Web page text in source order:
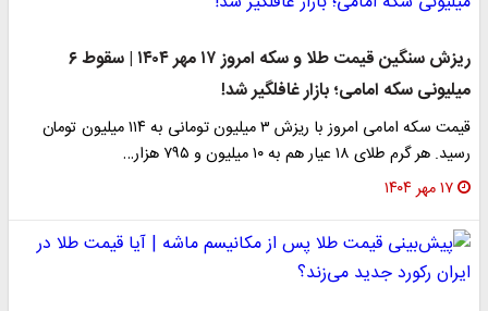
ریزش سنگین قیمت طلا و سکه امروز ۱۷ مهر ۱۴۰۴ | سقوط ۶
میلیونی سکه امامی؛ بازار غافلگیر شد!
قیمت سکه امامی امروز با ریزش ۳ میلیون تومانی به ۱۱۴ میلیون تومان
رسید. هر گرم طلای ۱۸ عیار هم به ۱۰ میلیون و ۷۹۵ هزار…
۱۷ مهر ۱۴۰۴